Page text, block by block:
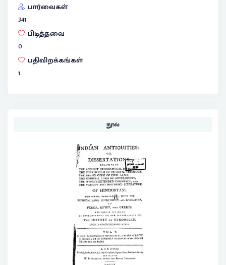
பார்வைகள்
341
பிடித்தவை
0
பதிவிறக்கங்கள்
1
நூல்